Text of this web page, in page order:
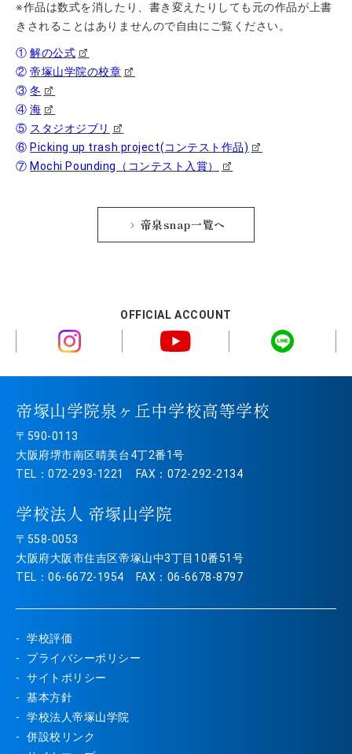
※作品は数式を消したり、書き変えたりしても元の作品が上書
きされることはありませんので自由にご覧ください。
①解の公式
②帝塚山学院の校章
③冬
④海
⑤ スタジオジブリ
⑥ Picking up trash project(コンテスト作品)
⑦ Mochi Pounding（コンテスト入賞）
帝泉snap一覧へ
OFFICIAL ACCOUNT
帝塚山学院泉ヶ丘中学校高等学校
〒590-0113
大阪府堺市南区晴美台4丁2番1号
TEL：072-293-1221 FAX：072-292-2134
学校法人 帝塚山学院
〒558-0053
大阪府大阪市住吉区帝塚山中3丁目10番51号
TEL：06-6672-1954 FAX：06-6678-8797
学校評価
プライバシーポリシー
サイトポリシー
基本方針
学校法人帝塚山学院
併設校リンク